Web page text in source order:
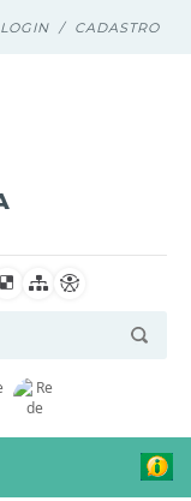
LOGIN / CADASTRO